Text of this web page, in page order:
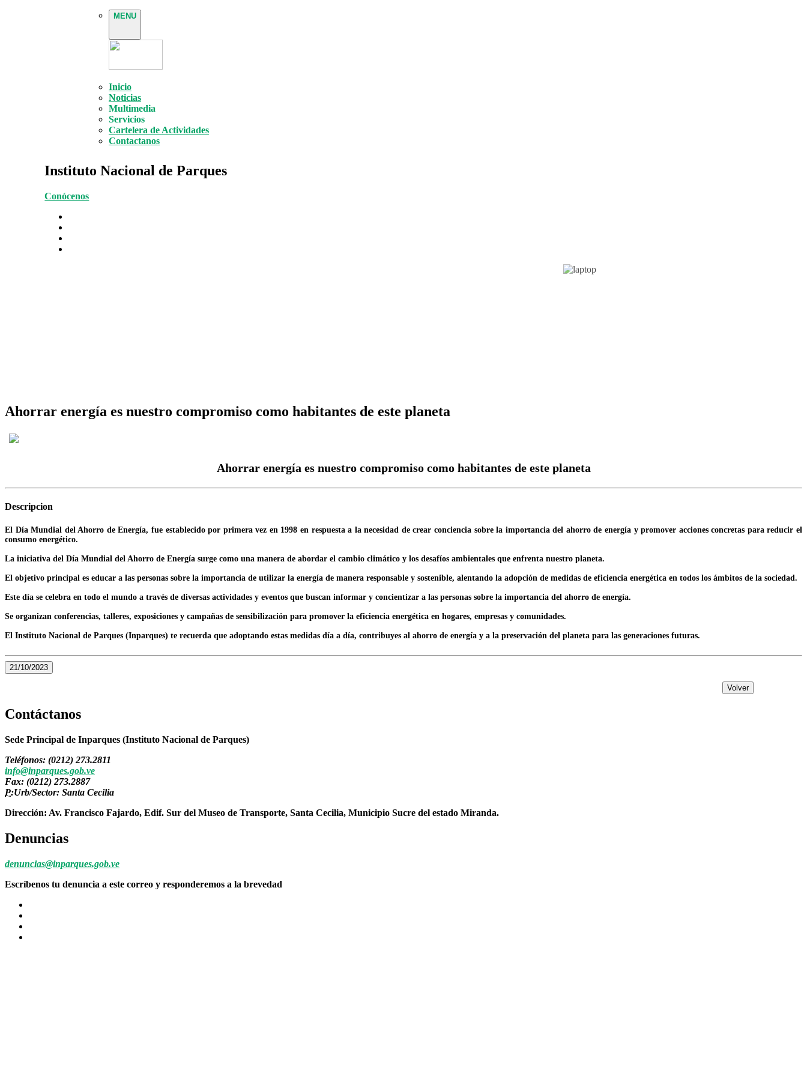
MENU
Inicio
Noticias
Multimedia
Servicios
Cartelera de Actividades
Contactanos
Instituto Nacional de Parques
Conócenos
Ahorrar energía es nuestro compromiso como habitantes de este planeta
Ahorrar energía es nuestro compromiso como habitantes de este planeta
Descripcion
El Día Mundial del Ahorro de Energía, fue establecido por primera vez en 1998 en respuesta a la necesidad de crear conciencia sobre la importancia del ahorro de energía y promover acciones concretas para reducir el
consumo energético.
La iniciativa del Día Mundial del Ahorro de Energía surge como una manera de abordar el cambio climático y los desafíos ambientales que enfrenta nuestro planeta.
El objetivo principal es educar a las personas sobre la importancia de utilizar la energía de manera responsable y sostenible, alentando la adopción de medidas de eficiencia energética en todos los ámbitos de la sociedad.
Este día se celebra en todo el mundo a través de diversas actividades y eventos que buscan informar y concientizar a las personas sobre la importancia del ahorro de energía.
Se organizan conferencias, talleres, exposiciones y campañas de sensibilización para promover la eficiencia energética en hogares, empresas y comunidades.
El Instituto Nacional de Parques (Inparques) te recuerda que adoptando estas medidas día a día, contribuyes al ahorro de energía y a la preservación del planeta para las generaciones futuras.
21/10/2023
Volver
Contáctanos
Sede Principal de Inparques (Instituto Nacional de Parques)
Teléfonos: (0212) 273.2811
info@inparques.gob.ve
Fax: (0212) 273.2887
P:Urb/Sector: Santa Cecilia
Dirección: Av. Francisco Fajardo, Edif. Sur del Museo de Transporte, Santa Cecilia, Municipio Sucre del estado Miranda.
Denuncias
denuncias@inparques.gob.ve
Escríbenos tu denuncia a este correo y responderemos a la brevedad